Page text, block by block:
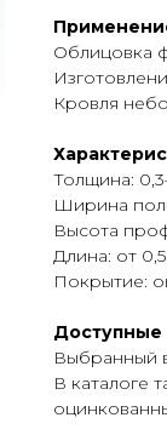
Облицовка
Кровля
Толщина:
Ширина
Высота
Длина: от
Покрытие:
Доступные
Выбранный
В каталоге